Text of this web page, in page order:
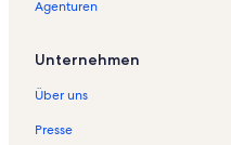
Agenturen
Unternehmen
Über uns
Presse